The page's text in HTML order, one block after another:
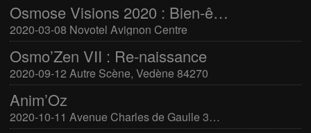
Osmose Visions 2020 : Bien-être et arts divinatoires
2020-03-08 Novotel Avignon Centre
Osmo’Zen VII : Re-naissance
2020-09-12 Autre Scène, Vedène 84270
Anim’Oz
2020-10-11 Avenue Charles de Gaulle 30400 Villeneuve-Lès-Avignon